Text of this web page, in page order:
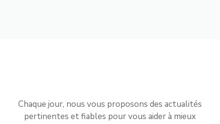
Chaque jour, nous vous proposons des actualités
pertinentes et fiables pour vous aider à mieux